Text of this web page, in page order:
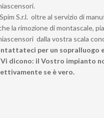
S.r.l. oltre al servizio di
la rimozione di montascale,
dalla vostra scala
per un sopralluogo
Vi dicono: il Vostro impianto
se è vero.